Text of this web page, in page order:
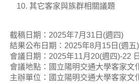
其它客家與族群相關議題
截稿日期：2025年7月31日(週四)
結果公布日期：2025年8月15日(週五)
會議日期：2025年11月20(週四)-22
會議地點：國立陽明交通大學客家文
主辦單位：國立陽明交通大學客家文